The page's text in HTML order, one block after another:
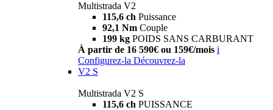
Multistrada V2
115,6 ch Puissance
92,1 Nm Couple
199 kg POIDS SANS CARBURANT
À partir de 16 590€ ou 159€/mois i
Configurez-la Découvrez-la
V2 S
Multistrada V2 S
115,6 ch PUISSANCE